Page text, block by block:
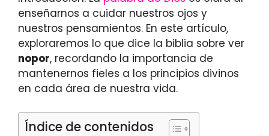
enseñarnos a cuidar nuestros ojos y
nuestros pensamientos. En este artículo,
exploraremos lo que dice la biblia sobre ver
nopor, recordando la importancia de
mantenernos fieles a los principios divinos
en cada área de nuestra vida.
Índice de contenidos